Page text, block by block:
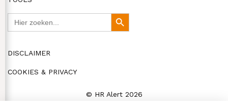
Zoekknop
DISCLAIMER
COOKIES & PRIVACY
© HR Alert 2026